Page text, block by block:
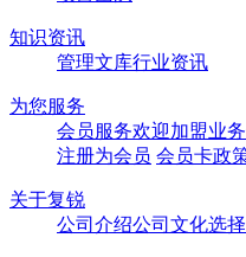
知识资讯
管理文库行业资讯
为您服务
会员服务欢迎加盟业
注册为会员 会员卡政
关于复锐
公司介绍公司文化选